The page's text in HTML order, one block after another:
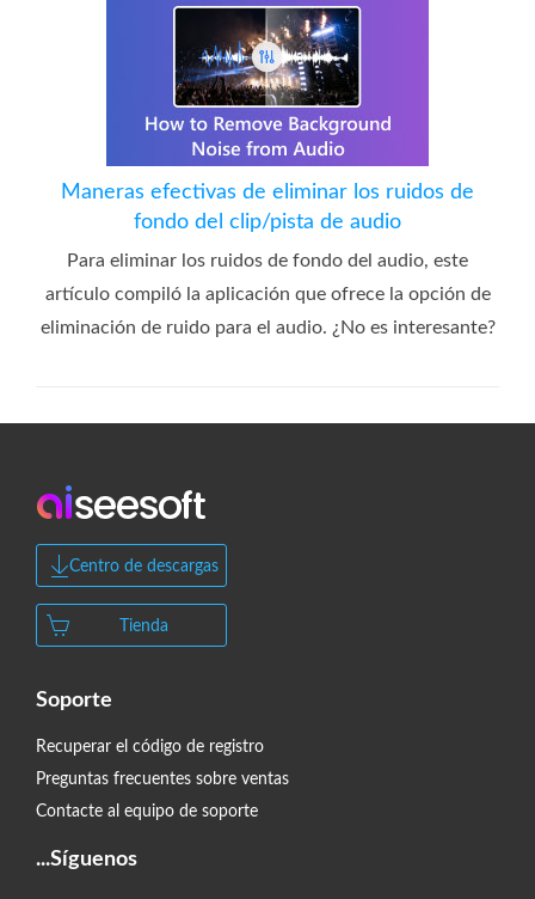
Maneras efectivas de eliminar los ruidos de
fondo del clip/pista de audio
Para eliminar los ruidos de fondo del audio, este
artículo compiló la aplicación que ofrece la opción de
eliminación de ruido para el audio. ¿No es interesante?
Centro de descargas
Tienda
Soporte
Recuperar el código de registro
Preguntas frecuentes sobre ventas
Contacte al equipo de soporte
...Síguenos